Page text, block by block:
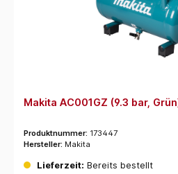
Makita AC001GZ (9.3 bar,
Produktnummer: 173447
Hersteller: Makita
Lieferzeit: Bereits bestellt